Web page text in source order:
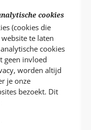
cookies
(cookies die
te laten
cookies
geen invloed
worden altijd
je onze
bezoekt. Dit